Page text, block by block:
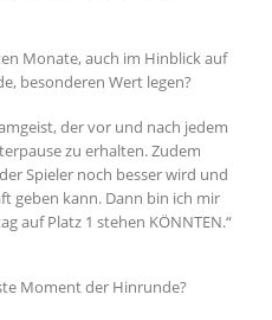
Monate, auch im Hinblick auf
besonderen Wert legen?
der vor und nach jedem
zu erhalten. Zudem
Spieler noch besser wird und
geben kann. Dann bin ich mir
auf Platz 1 stehen KÖNNTEN.“
Moment der Hinrunde?